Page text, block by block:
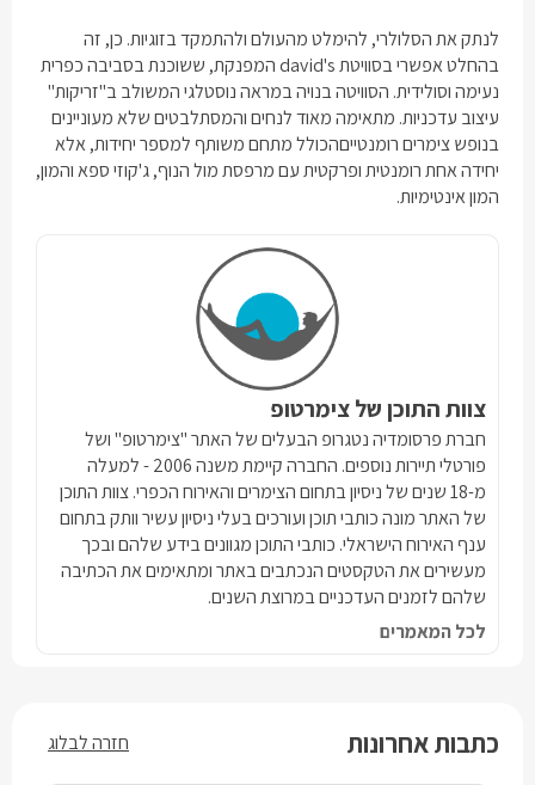
לנתק את הסלולרי, להימלט מהעולם ולהתמקד בזוגיות. כן, זה
בהחלט אפשרי בסוויטתdavid'sהמפנקת, ששוכנת בסביבה כפרית
נעימה וסולידית. הסוויטה בנויה במראה נוסטלגי המשולב ב"זריקות"
עיצוב עדכניות. מתאימה מאוד לנחים והמסתלבטים שלא מעוניינים
בנופשצימרים רומנטייםהכולל מתחם משותף למספר יחידות, אלא
יחידה אחת רומנטית ופרקטית עם מרפסת מול הנוף, ג'קוזי ספא והמון,
המון אינטימיות.
צוות התוכן של צימרטופ
חברת פרסומדיה נטגרופ הבעלים של האתר "צימרטופ" ושל
פורטלי תיירות נוספים. החברה קיימת משנה 2006 - למעלה
מ-18 שנים של ניסיון בתחום הצימרים והאירוח הכפרי. צוות התוכן
של האתר מונה כותבי תוכן ועורכים בעלי ניסיון עשיר וותק בתחום
ענף האירוח הישראלי. כותבי התוכן מגוונים בידע שלהם ובכך
מעשירים את הטקסטים הנכתבים באתר ומתאימים את הכתיבה
שלהם לזמנים העדכניים במרוצת השנים.
לכל המאמרים
כתבות אחרונות חזרה לבלוג